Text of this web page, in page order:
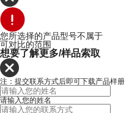
您所选择的产品型号不属于
可对比的范围
想要了解更多/样品索取
注：提交联系方式后即可下载产品样册
请输入您的姓名